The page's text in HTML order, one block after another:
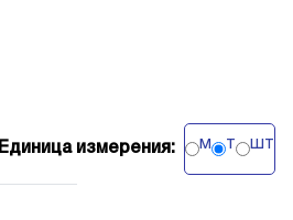
Единица измерения: м т шт